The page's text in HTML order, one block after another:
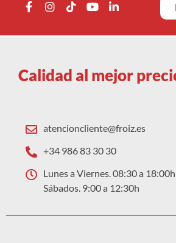
Calidad al mejor
atencioncliente@froiz.es
+34 986 83 30 30
Lunes a Viernes. 08:30 a 18:00h
Sábados. 9:00 a 12:30h